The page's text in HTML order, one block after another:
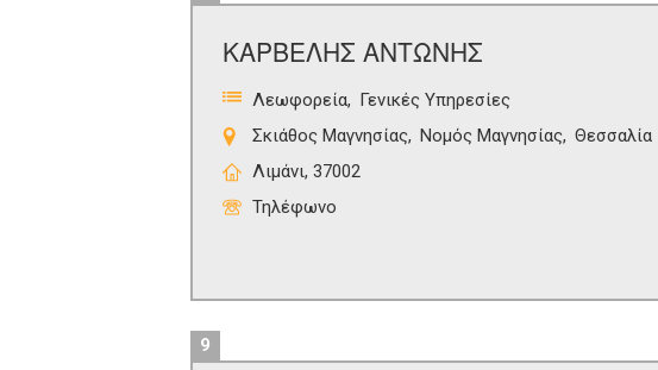
ΚΑΡΒΕΛΗΣ ΑΝΤΩΝΗΣ
Λεωφορεία
Γενικές Υπηρεσίες
Σκιάθος Μαγνησίας
Νομός Μαγνησίας
Θεσσαλία
Λιμάνι, 37002
Τηλέφωνο
9